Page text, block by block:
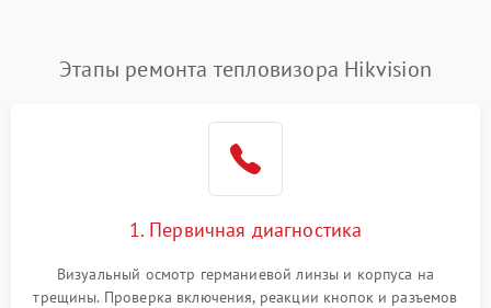
Этапы ремонта тепловизора Hikvision
1. Первичная диагностика
Визуальный осмотр германиевой линзы и корпуса на
трещины. Проверка включения, реакции кнопок и разъемов